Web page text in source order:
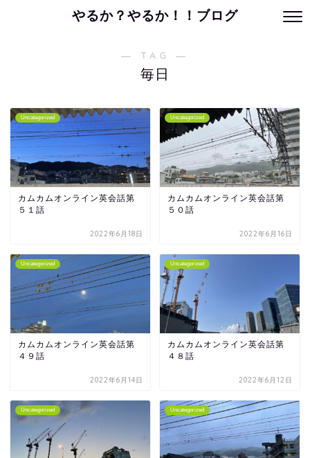
やるか？やるか！！ブログ
― TAG ―
毎日
Uncategorized
カムカムオンライン英会話第
５１話
2022年6月18日
Uncategorized
カムカムオンライン英会話第
５０話
2022年6月16日
Uncategorized
カムカムオンライン英会話第
４９話
2022年6月14日
Uncategorized
カムカムオンライン英会話第
４８話
2022年6月12日
Uncategorized Uncategorized